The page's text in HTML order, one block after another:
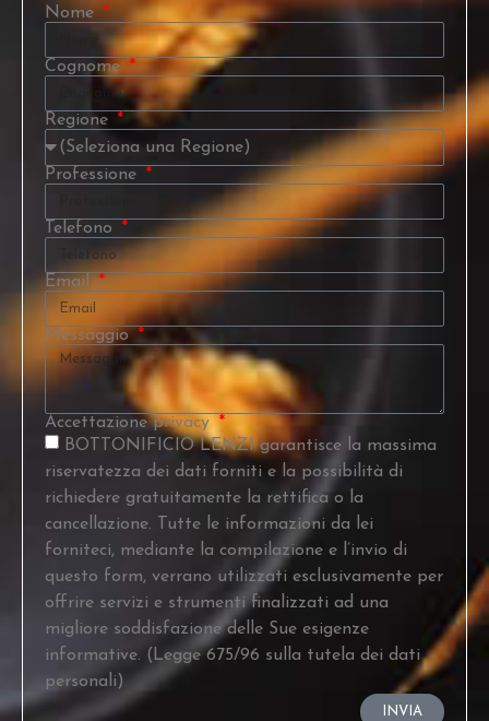
Nome
Cognome
Regione
Professione
Telefono
Email
Messaggio
Accettazione privacy
BOTTONIFICIO LENZI garantisce la massima
riservatezza dei dati forniti e la possibilità di
richiedere gratuitamente la rettifica o la
cancellazione. Tutte le informazioni da lei
forniteci, mediante la compilazione e l’invio di
questo form, verrano utilizzati esclusivamente per
offrire servizi e strumenti finalizzati ad una
migliore soddisfazione delle Sue esigenze
informative. (Legge 675/96 sulla tutela dei dati
personali)
INVIA